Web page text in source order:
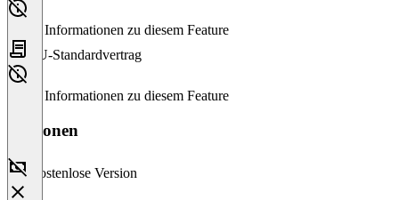
Keine Informationen zu diesem Feature
EU-Standardvertrag
Keine Informationen zu diesem Feature
Versionen
Kostenlose Version